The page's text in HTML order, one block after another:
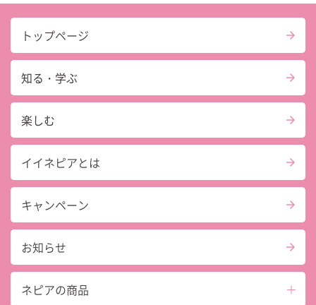
トップページ
知る・学ぶ
楽しむ
イイネピアとは
キャンペーン
お知らせ
ネピアの商品